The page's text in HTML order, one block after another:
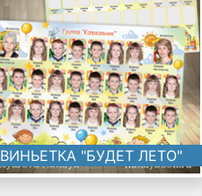
ВИНЬЕТКА "БУДЕТ ЛЕТО"